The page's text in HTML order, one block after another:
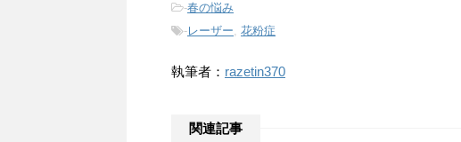
-春の悩み
-レーザー, 花粉症
執筆者： razetin370
関連記事